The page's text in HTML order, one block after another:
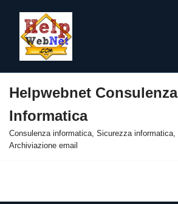
al
contenuto
Helpwebnet Consulenza
Informatica
Consulenza informatica, Sicurezza informatica,
Archiviazione email